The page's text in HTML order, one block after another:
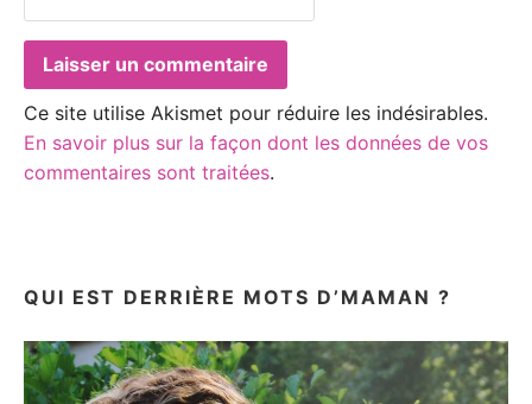
Ce site utilise Akismet pour réduire les indésirables.
En savoir plus sur la façon dont les données de vos
commentaires sont traitées.
QUI EST DERRIÈRE MOTS D’MAMAN ?